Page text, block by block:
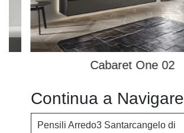
Cabaret One 02
Continua a Navigare
Pensili Arredo3 Santarcangelo di